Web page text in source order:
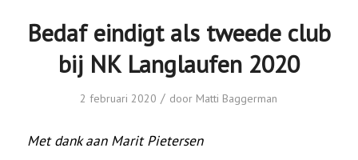
Bedaf eindigt als tweede club
bij NK Langlaufen 2020
2 februari 2020 / door Matti Baggerman
Met dank aan Marit Pietersen